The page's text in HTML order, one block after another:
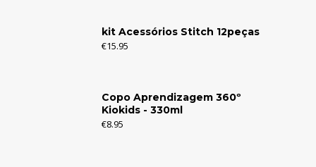
kit Acessórios Stitch 12peças
€15.95
Copo Aprendizagem 360º
Kiokids - 330ml
€8.95